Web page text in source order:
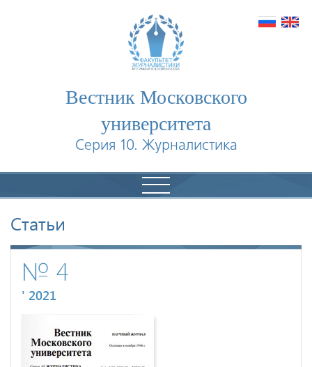
Вестник Московского
университета
Серия 10. Журналистика
Статьи
№ 4
' 2021